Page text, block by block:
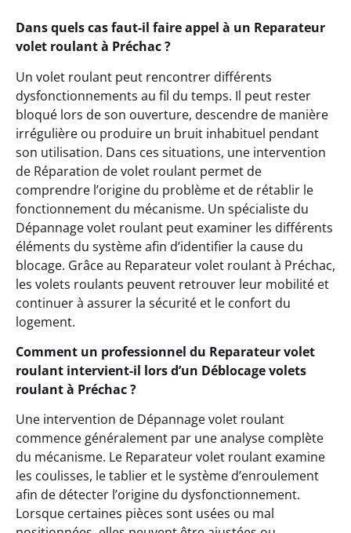
Dans quels cas faut-il faire appel à un Reparateur
volet roulant à Préchac ?
Un volet roulant peut rencontrer différents
dysfonctionnements au fil du temps. Il peut rester
bloqué lors de son ouverture, descendre de manière
irrégulière ou produire un bruit inhabituel pendant
son utilisation. Dans ces situations, une intervention
de Réparation de volet roulant permet de
comprendre l’origine du problème et de rétablir le
fonctionnement du mécanisme. Un spécialiste du
Dépannage volet roulant peut examiner les différents
éléments du système afin d’identifier la cause du
blocage. Grâce au Reparateur volet roulant à Préchac,
les volets roulants peuvent retrouver leur mobilité et
continuer à assurer la sécurité et le confort du
logement.
Comment un professionnel du Reparateur volet
roulant intervient-il lors d’un Déblocage volets
roulant à Préchac ?
Une intervention de Dépannage volet roulant
commence généralement par une analyse complète
du mécanisme. Le Reparateur volet roulant examine
les coulisses, le tablier et le système d’enroulement
afin de détecter l’origine du dysfonctionnement.
Lorsque certaines pièces sont usées ou mal